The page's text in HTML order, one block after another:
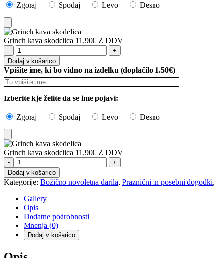
Zgoraj Spodaj Levo Desno
Add
to
Cart
Grinch kava skodelica 11.90€ Z DDV
Grinch
kava
skodelica
količina
Dodaj v košarico
Vpišite ime, ki bo vidno na izdelku (doplačilo 1.50€)
Izberite kje želite da se ime pojavi:
Zgoraj Spodaj Levo Desno
Add
to
Cart
Grinch kava skodelica 11.90€ Z DDV
Grinch
kava
skodelica
količina
Dodaj v košarico
Kategorije: Božično novoletna darila, Praznični in posebni dogodki,
Gallery
Opis
Dodatne podrobnosti
Mnenja (0)
Dodaj v košarico